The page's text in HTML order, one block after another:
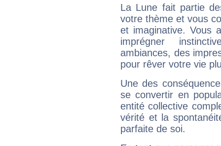
La Lune fait partie
votre thème et vous
et imaginative. Vous
imprégner
ambiances, des
pour rêver votre vie
Une des
se convertir en
entité collective
vérité et la
parfaite de soi.